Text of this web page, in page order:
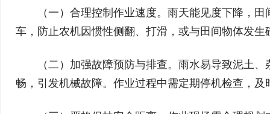
（一）合理控制作业速度。雨天能见度下降，
车，防止农机因惯性侧翻、打滑，或与田间物体发
（二）加强故障预防与排查。雨水易导致泥土
畅，引发机械故障。作业过程中需定期停机检查，